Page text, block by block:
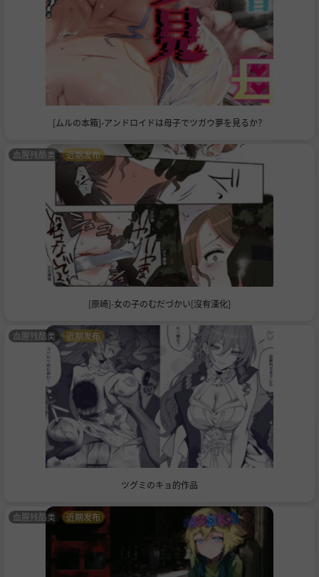
[ムルの本箱]-アンドロイドは母子でツガウ夢を見るか？
[原崎]-女の子のむだづかい[沒有漢化]
血腥残酷类 近期发布
ツグミのキョ的作品
血腥残酷类 近期发布
血腥残酷类 近期发布